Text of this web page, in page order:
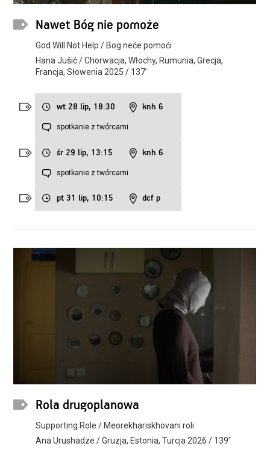
Nawet Bóg nie pomoże
God Will Not Help / Bog neće pomoći
Hana Jušić / Chorwacja, Włochy, Rumunia, Grecja,
Francja, Słowenia 2025 / 137’
wt 28 lip, 18:30 knh 6
spotkanie z twórcami
śr 29 lip, 13:15 knh 6
spotkanie z twórcami
pt 31 lip, 10:15 dcf p
Rola drugoplanowa
Supporting Role / Meorekhariskhovani roli
Ana Urushadze / Gruzja, Estonia, Turcja 2026 / 139’